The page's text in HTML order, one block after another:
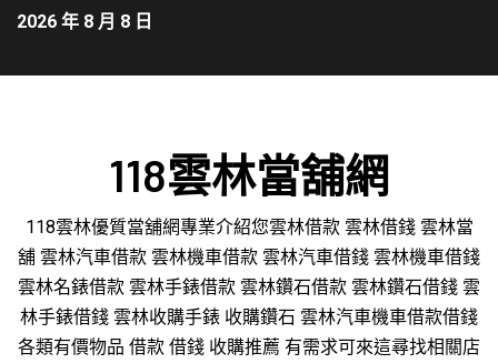
2026 年 8 月 8 日
118雲林當舖網
118雲林優質當舖網專業介紹您雲林借款 雲林借錢 雲林當
舖 雲林汽車借款 雲林機車借款 雲林汽車借錢 雲林機車借錢
雲林名錶借款 雲林手錶借款 雲林鑽石借款 雲林鑽石借錢 雲
林手錶借錢 雲林收購手錶 收購鑽石 雲林汽車機車借款借錢
各類有價物品 借款 借錢 收購推薦 有需求可來這尋找相關店